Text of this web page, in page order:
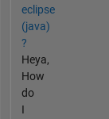
eclipse
(java)
?
Heya,
How
do
I